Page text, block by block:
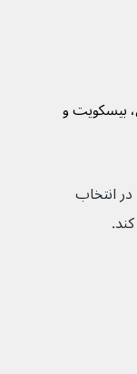
بیسکویت و
به شما در انتخاب